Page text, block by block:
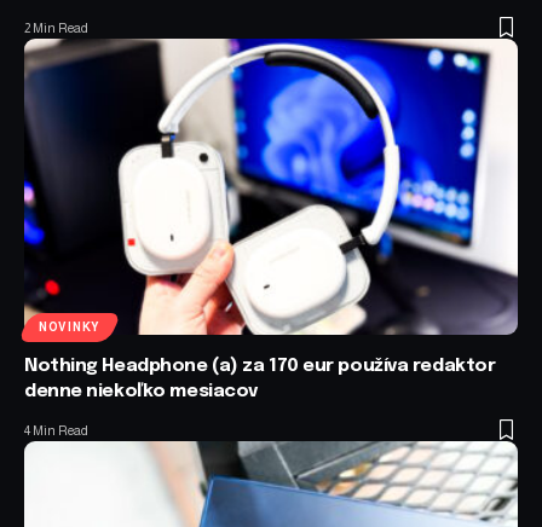
2 Min Read
NOVINKY
Nothing Headphone (a) za 170 eur používa redaktor
denne niekoľko mesiacov
4 Min Read